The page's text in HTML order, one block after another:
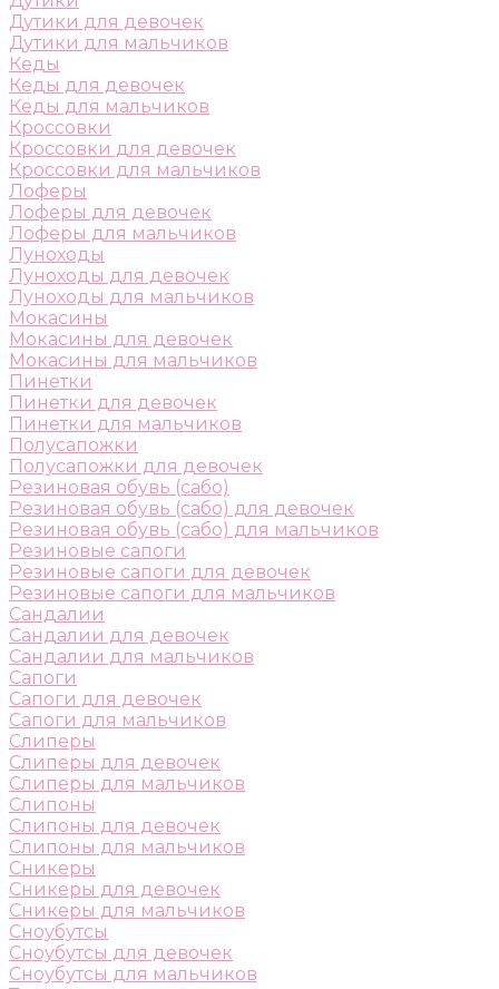
Дутики для девочек
Дутики для мальчиков
Кеды
Кеды для девочек
Кеды для мальчиков
Кроссовки
Кроссовки для девочек
Кроссовки для мальчиков
Лоферы
Лоферы для девочек
Лоферы для мальчиков
Луноходы
Луноходы для девочек
Луноходы для мальчиков
Мокасины
Мокасины для девочек
Мокасины для мальчиков
Пинетки
Пинетки для девочек
Пинетки для мальчиков
Полусапожки
Полусапожки для девочек
Резиновая обувь (сабо)
Резиновая обувь (сабо) для девочек
Резиновая обувь (сабо) для мальчиков
Резиновые сапоги
Резиновые сапоги для девочек
Резиновые сапоги для мальчиков
Сандалии
Сандалии для девочек
Сандалии для мальчиков
Сапоги
Сапоги для девочек
Сапоги для мальчиков
Слиперы
Слиперы для девочек
Слиперы для мальчиков
Слипоны
Слипоны для девочек
Слипоны для мальчиков
Сникеры
Сникеры для девочек
Сникеры для мальчиков
Сноубутсы
Сноубутсы для девочек
Сноубутсы для мальчиков